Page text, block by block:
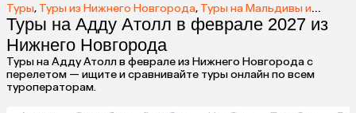
Туры, Туры из Нижнего Новгорода, Туры на Мальдивы из Нижнего Новгорода
Туры на Адду Атолл в феврале 2027 из
Нижнего Новгорода
Туры на Адду Атолл в феврале из Нижнего Новгорода с
перелетом — ищите и сравнивайте туры онлайн по всем
туроператорам.